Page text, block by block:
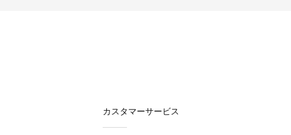
カスタマーサービス